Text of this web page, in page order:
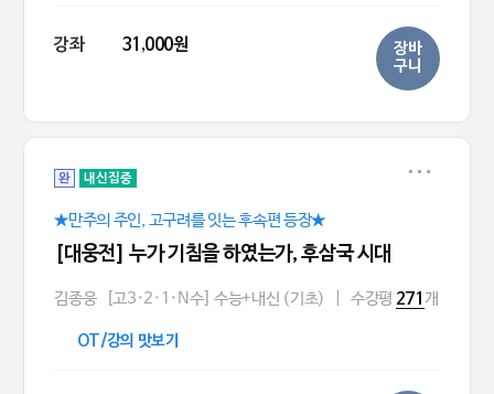
강좌 31,000원
장바
구니
완 내신집중
★만주의 주인, 고구려를 잇는 후속편 등장★
[대웅전] 누가 기침을 하였는가, 후삼국 시대
김종웅 [고3·2·1·N수] 수능+내신 (기초) 수강평 271 개
OT/강의 맛보기